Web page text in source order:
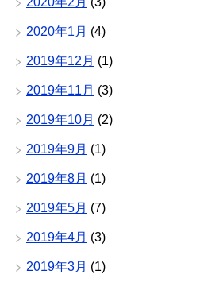
2020年1月 (4)
2019年12月 (1)
2019年11月 (3)
2019年10月 (2)
2019年9月 (1)
2019年8月 (1)
2019年5月 (7)
2019年4月 (3)
2019年3月 (1)